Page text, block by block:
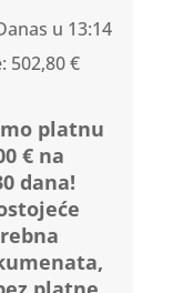
u 13:14
502,80 €
platnu
€ na
dana!